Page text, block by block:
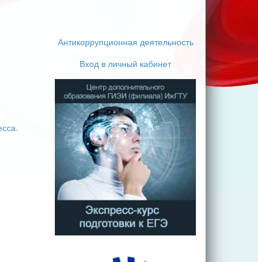
Антикоррупционная деятельность
Вход в личный кабинет